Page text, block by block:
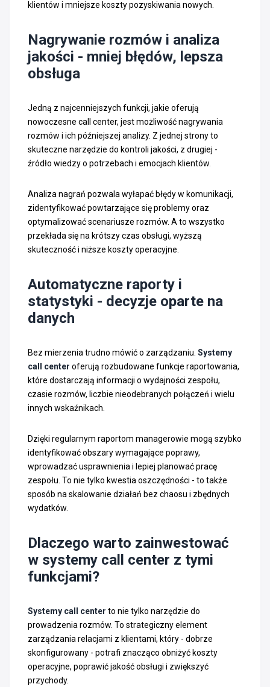
klientów i mniejsze koszty pozyskiwania nowych.
Nagrywanie rozmów i analiza
jakości - mniej błędów, lepsza
obsługa
Jedną z najcenniejszych funkcji, jakie oferują
nowoczesne call center, jest możliwość nagrywania
rozmów i ich późniejszej analizy. Z jednej strony to
skuteczne narzędzie do kontroli jakości, z drugiej -
źródło wiedzy o potrzebach i emocjach klientów.
Analiza nagrań pozwala wyłapać błędy w komunikacji,
zidentyfikować powtarzające się problemy oraz
optymalizować scenariusze rozmów. A to wszystko
przekłada się na krótszy czas obsługi, wyższą
skuteczność i niższe koszty operacyjne.
Automatyczne raporty i
statystyki - decyzje oparte na
danych
Bez mierzenia trudno mówić o zarządzaniu. Systemy
call center oferują rozbudowane funkcje raportowania,
które dostarczają informacji o wydajności zespołu,
czasie rozmów, liczbie nieodebranych połączeń i wielu
innych wskaźnikach.
Dzięki regularnym raportom managerowie mogą szybko
identyfikować obszary wymagające poprawy,
wprowadzać usprawnienia i lepiej planować pracę
zespołu. To nie tylko kwestia oszczędności - to także
sposób na skalowanie działań bez chaosu i zbędnych
wydatków.
Dlaczego warto zainwestować
w systemy call center z tymi
funkcjami?
Systemy call center to nie tylko narzędzie do
prowadzenia rozmów. To strategiczny element
zarządzania relacjami z klientami, który - dobrze
skonfigurowany - potrafi znacząco obniżyć koszty
operacyjne, poprawić jakość obsługi i zwiększyć
przychody.